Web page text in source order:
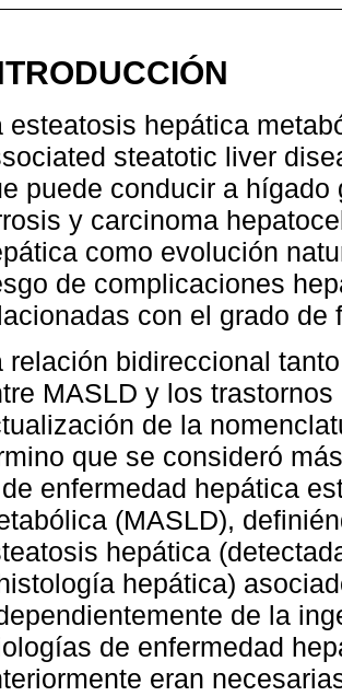
esteatosis hepática
steatotic liver
puede conducir a
y carcinoma
como evolución
de complicaciones
con el grado de
relación bidireccional
MASLD y los
de la
que se consideró
enfermedad hepática
(MASLD),
hepática
hepática)
de la
de enfermedad
eran